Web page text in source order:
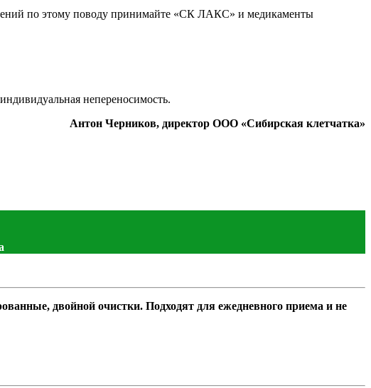
по этому поводу принимайте «СК ЛАКС» и медикаменты
непереносимость.
Антон Черников, директор ООО «Сибирская клетчатка»
двойной очистки. Подходят для ежедневного приема и не